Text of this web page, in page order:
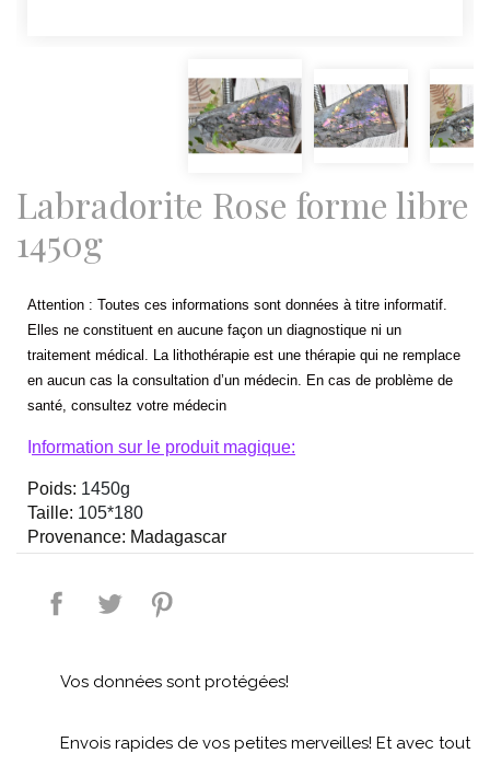
Labradorite Rose forme libre
1450g
Attention : Toutes ces informations sont données à titre informatif.
Elles ne constituent en aucune façon un diagnostique ni un
traitement médical. La lithothérapie est une thérapie qui ne remplace
en aucun cas la consultation d’un médecin. En cas de problème de
santé, consultez votre médecin
nformation sur le produit magique:
Poids: 1450g
Taille: 105*180
Provenance: Madagascar
Partager Tweet
Vos données sont protégées!
Envois rapides de vos petites merveilles! Et avec tout